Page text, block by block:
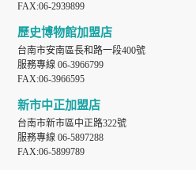
FAX:06-2939899
歷史博物館加盟店
台南市安南區長和路一段400號
服務專線 06-3966799
FAX:06-3966595
新市中正加盟店
台南市新市區中正路322號
服務專線 06-5897288
FAX:06-5899789